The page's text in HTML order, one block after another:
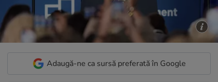
Adaugă-ne ca sursă preferată în Google